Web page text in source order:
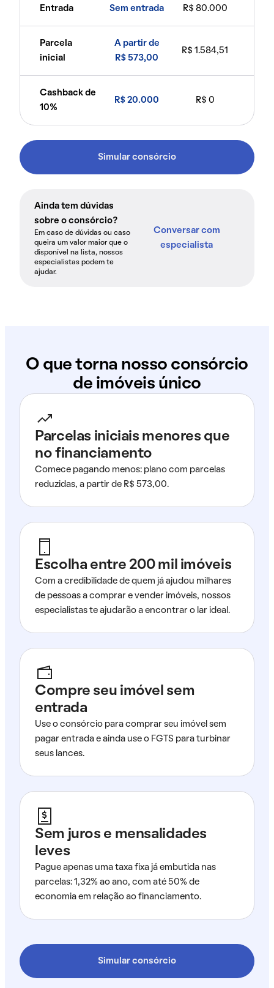
Entrada Sem entrada R$ 80.000
Parcela
inicial
A partir de
R$ 573,00
R$ 1.584,51
Cashback de
10%
R$ 20.000 R$ 0
Simular consórcio
Ainda tem dúvidas
sobre o consórcio?
Em caso de dúvidas ou caso
queira um valor maior que o
disponível na lista, nossos
especialistas podem te
ajudar.
Conversar com
especialista
O que torna nosso consórcio
de imóveis único
Parcelas iniciais menores que
no financiamento
Comece pagando menos: plano com parcelas
reduzidas, a partir de R$ 573,00.
Escolha entre 200 mil imóveis
Com a credibilidade de quem já ajudou milhares
de pessoas a comprar e vender imóveis, nossos
especialistas te ajudarão a encontrar o lar ideal.
Compre seu imóvel sem
entrada
Use o consórcio para comprar seu imóvel sem
pagar entrada e ainda use o FGTS para turbinar
seus lances.
Sem juros e mensalidades
leves
Pague apenas uma taxa fixa já embutida nas
parcelas: 1,32% ao ano, com até 50% de
economia em relação ao financiamento.
Simular consórcio